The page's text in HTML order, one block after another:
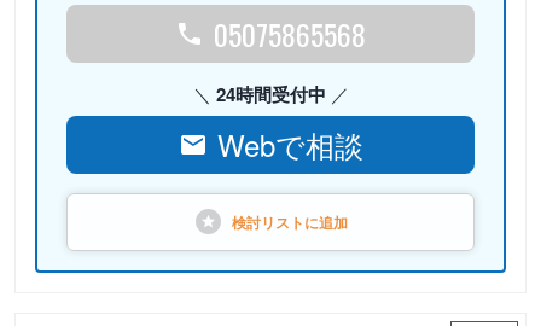
05075865568
24時間受付中
Webで相談
検討リストに追加